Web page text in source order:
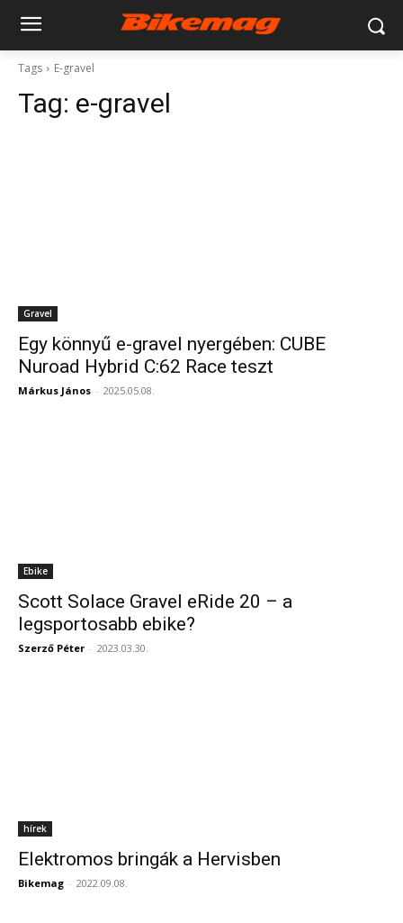
Tags E-gravel
Tag: e-gravel
Gravel
Egy könnyű e-gravel nyergében: CUBE
Nuroad Hybrid C:62 Race teszt
Márkus János - 2025.05.08.
Ebike
Scott Solace Gravel eRide 20 – a
legsportosabb ebike?
Szerző Péter - 2023.03.30.
hírek
Elektromos bringák a Hervisben
Bikemag - 2022.09.08.